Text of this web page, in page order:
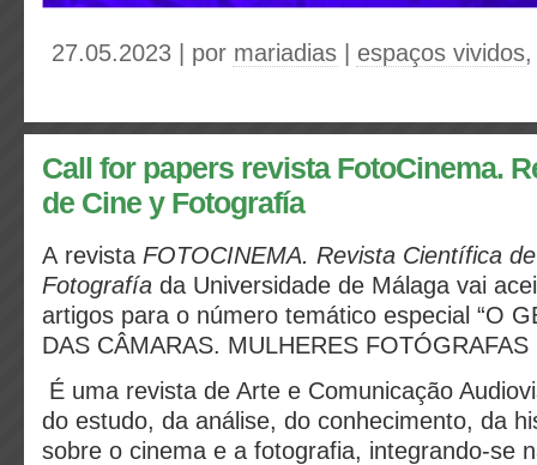
27.05.2023 | por mariadias espaços vividos
Call for papers revista FotoCinema.
de Cine y Fotografía
A revista FOTOCINEMA. Revista Científica
Fotografía da Universidade de Málaga vai
artigos para o número temático especial “O
DAS CÂMARAS. MULHERES
É uma revista de Arte e Comunicação
do estudo, da análise, do conhecimento, da
sobre o cinema e a fotografia, integrando-se